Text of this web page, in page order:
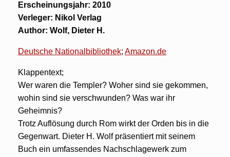
Erscheinungsjahr: 2010
Verleger: Nikol Verlag
Author: Wolf, Dieter H.
Deutsche Nationalbibliothek; Amazon.de
Klappentext;
Wer waren die Templer? Woher sind sie gekommen,
wohin sind sie verschwunden? Was war ihr
Geheimnis?
Trotz Auflösung durch Rom wirkt der Orden bis in die
Gegenwart. Dieter H. Wolf präsentiert mit seinem
Buch ein umfassendes Nachschlagewerk zum